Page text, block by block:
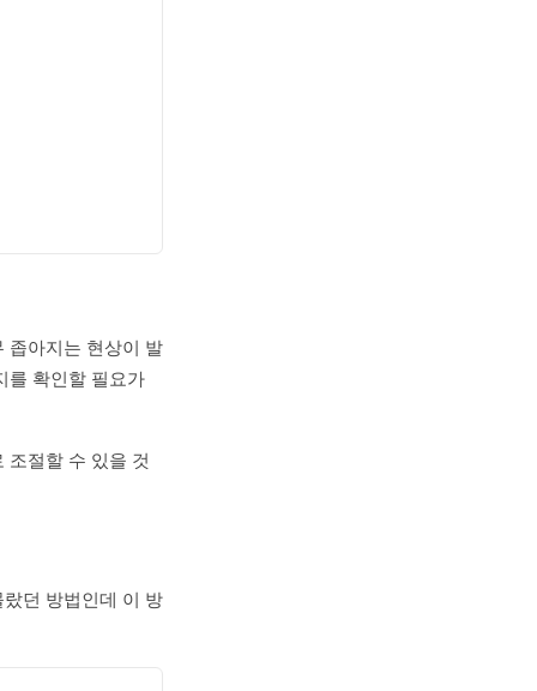
좁아지는 현상이 발
를 확인할 필요가
조절할 수 있을 것
던 방법인데 이 방